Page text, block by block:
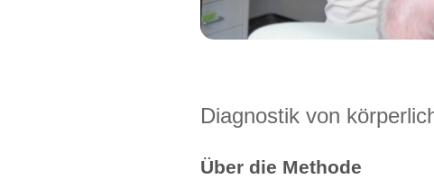
Diagnostik von
Über die Methode